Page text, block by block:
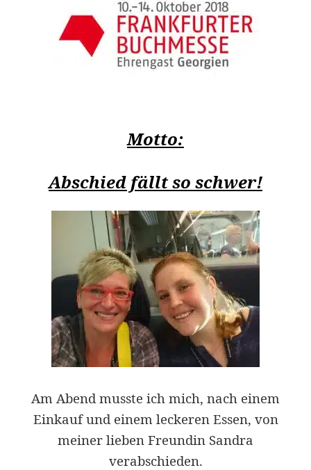
Motto:
Abschied fällt so schwer!
Am Abend musste ich mich, nach einem
Einkauf und einem leckeren Essen, von
meiner lieben Freundin Sandra
verabschieden.